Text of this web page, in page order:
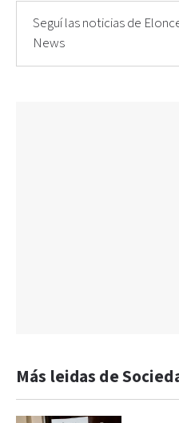
Seguí las noticias de
News
Más leidas de